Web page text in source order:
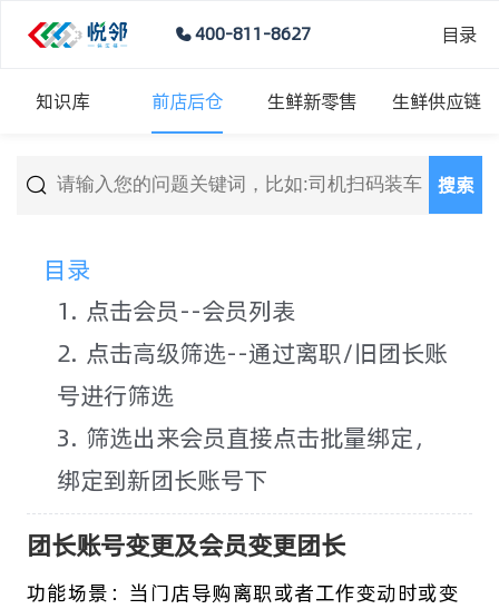
400-811-8627 目录
知识库 前店后仓 生鲜新零售 生鲜供应链
搜索
目录
1. 点击会员--会员列表
2. 点击高级筛选--通过离职/旧团长账
号进行筛选
3. 筛选出来会员直接点击批量绑定，
绑定到新团长账号下
团长账号变更及会员变更团长
功能场景：当门店导购离职或者工作变动时或变